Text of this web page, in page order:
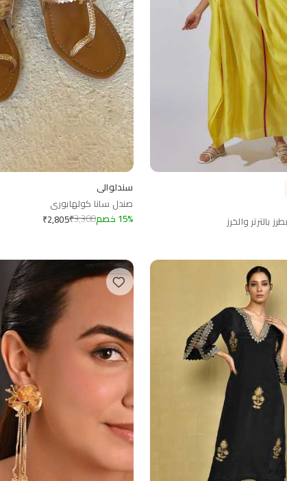
بالترتر والخرز
سندلوالي
صندل سانا كولهابوري
₹2,805₹3,300 15% خصم